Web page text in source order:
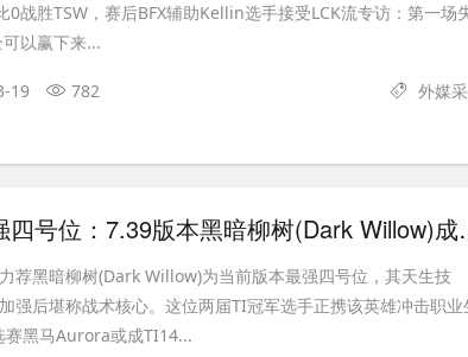
0战胜TSW，赛后BFX辅助Kellin选手接受LCK流专访：第一场
以赢下来...
19 782 外媒
Mira钦点Dota2
黑暗柳树(Dark Willow)为当前版本最强四号位，其天生技
强后堪称战术核心。这位两届TI冠军选手正携该英雄冲击职业
赛黑马Aurora或成TI14...